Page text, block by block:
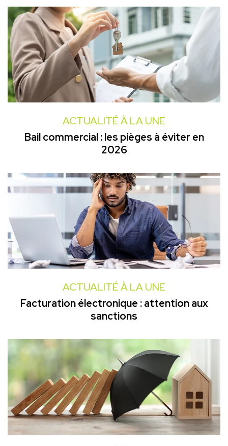
ACTUALITÉ À LA UNE
Bail commercial : les pièges à éviter en
2026
ACTUALITÉ À LA UNE
Facturation électronique : attention aux
sanctions